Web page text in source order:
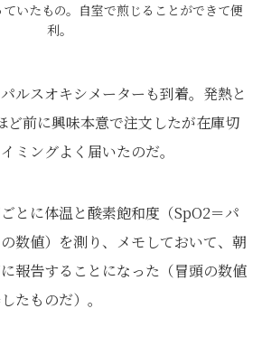
いたもの。自室で煎じることができて便
利。
ルスオキシメーターも到着。発熱と
ど前に興味本意で注文したが在庫切
ミングよく届いたのだ。
とに体温と酸素飽和度（SpO2＝パ
数値）を測り、メモしておいて、朝
報告することになった（冒頭の数値
たものだ）。